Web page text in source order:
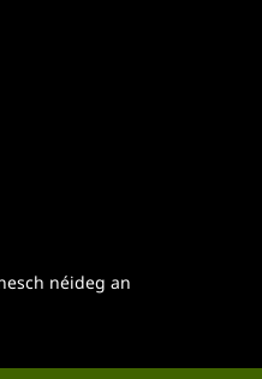
néideg an